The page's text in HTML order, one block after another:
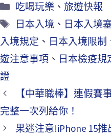
吃喝玩樂 、 旅遊快報
日本入境 、 日本入境
入境規定 、 日本入境限制
遊注意事項 、 日本檢疫規
證
【中華職棒】連假賽
完整一次列給你！
果迷注意!iPhone 15